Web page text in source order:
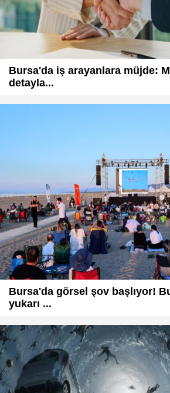
Bursa'da iş arayanlara müjde:
detayla...
Bursa'da görsel şov başlıyor!
yukarı ...